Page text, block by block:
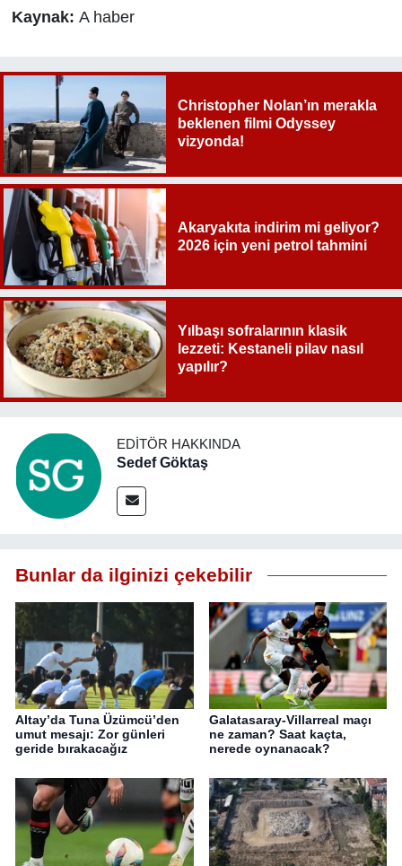
Kaynak: A haber
Christopher Nolan’ın merakla
beklenen filmi Odyssey
vizyonda!
Akaryakıta indirim mi geliyor?
2026 için yeni petrol tahmini
Yılbaşı sofralarının klasik
lezzeti: Kestaneli pilav nasıl
yapılır?
EDITÖR HAKKINDA
Sedef Göktaş
Bunlar da ilginizi çekebilir
Altay’da Tuna Üzümcü’den
umut mesajı: Zor günleri
geride bırakacağız
Galatasaray-Villarreal maçı
ne zaman? Saat kaçta,
nerede oynanacak?